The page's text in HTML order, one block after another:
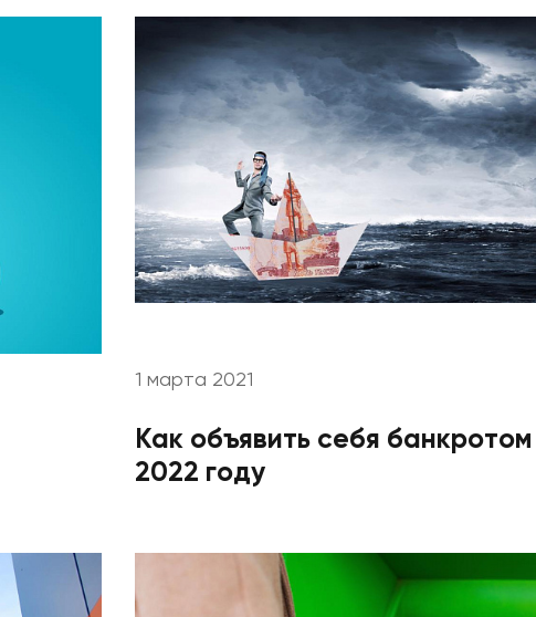
1 марта 2021
Как объявить себя банкротом
2022 году
БАНКРОТСТВО ОНЛАЙН